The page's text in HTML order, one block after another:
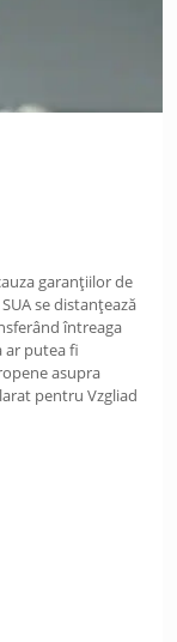
garanțiilor de
se distanțează
întreaga
ar putea fi
asupra
pentru Vzgliad